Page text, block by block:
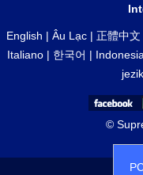
English | Âu Lạc | 正體中文
Italiano | 한국어 | Indonesia
jezik
©